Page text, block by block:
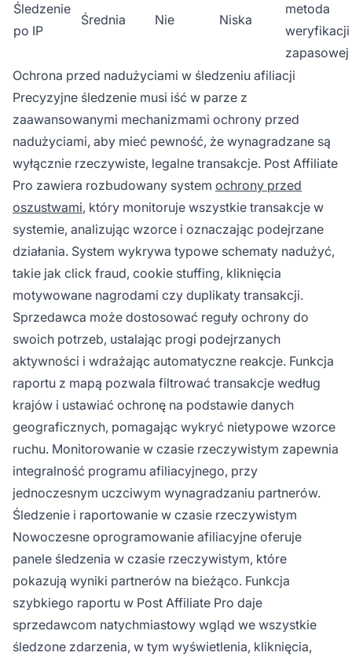
Śledzenie
po IP
Średnia Nie Niska
metoda
weryfikacji
zapasowej
Ochrona przed nadużyciami w śledzeniu afiliacji
Precyzyjne śledzenie musi iść w parze z
zaawansowanymi mechanizmami ochrony przed
nadużyciami, aby mieć pewność, że wynagradzane są
wyłącznie rzeczywiste, legalne transakcje. Post Affiliate
Pro zawiera rozbudowany system ochrony przed
oszustwami, który monitoruje wszystkie transakcje w
systemie, analizując wzorce i oznaczając podejrzane
działania. System wykrywa typowe schematy nadużyć,
takie jak click fraud, cookie stuffing, kliknięcia
motywowane nagrodami czy duplikaty transakcji.
Sprzedawca może dostosować reguły ochrony do
swoich potrzeb, ustalając progi podejrzanych
aktywności i wdrażając automatyczne reakcje. Funkcja
raportu z mapą pozwala filtrować transakcje według
krajów i ustawiać ochronę na podstawie danych
geograficznych, pomagając wykryć nietypowe wzorce
ruchu. Monitorowanie w czasie rzeczywistym zapewnia
integralność programu afiliacyjnego, przy
jednoczesnym uczciwym wynagradzaniu partnerów.
Śledzenie i raportowanie w czasie rzeczywistym
Nowoczesne oprogramowanie afiliacyjne oferuje
panele śledzenia w czasie rzeczywistym, które
pokazują wyniki partnerów na bieżąco. Funkcja
szybkiego raportu w Post Affiliate Pro daje
sprzedawcom natychmiastowy wgląd we wszystkie
śledzone zdarzenia, w tym wyświetlenia, kliknięcia,